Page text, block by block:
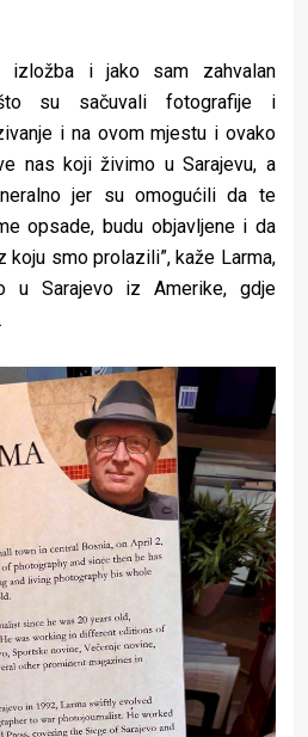
izložba i jako sam zahvalan
su sačuvali fotografije i
i na ovom mjestu i ovako
nas koji živimo u Sarajevu, a
jer su omogućili da te
opsade, budu objavljene i da
smo prolazili”, kaže Larma,
u Sarajevo iz Amerike, gdje